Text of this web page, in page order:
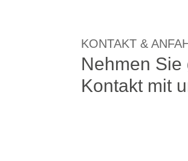
KONTAKT &
Nehmen
Kontakt mit